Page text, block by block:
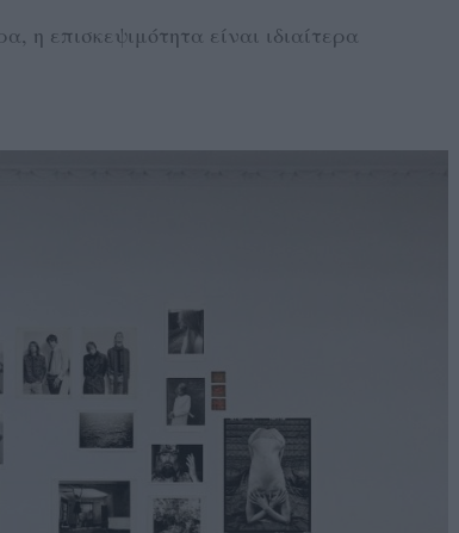
η επισκεψιμότητα είναι ιδιαίτερα